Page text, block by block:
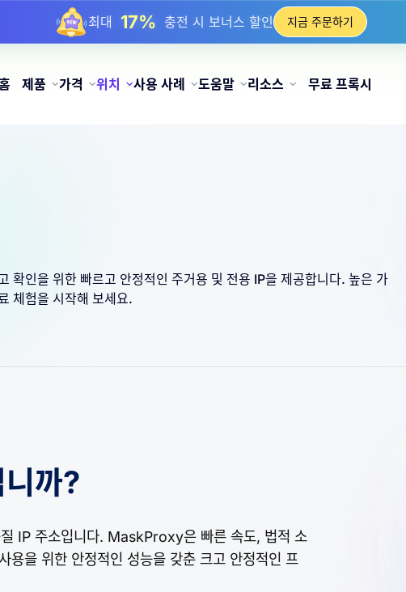
최대 17% 충전 시 보너스 할인
최대25%정적 IP 구매 할인
최대
81% 순환 IP 구매 할인
지금 주문하기
제품 가격 위치 사용 사례 도움말 리소스 무료 프록시
인을 위한 빠르고 안정적인 주거용 및 전용 IP을 제공합니다. 높은 가
체험을 시작해 보세요.
까?
IP 주소입니다. MaskProxy은 빠른 속도, 법적 소
용을 위한 안정적인 성능을 갖춘 크고 안정적인 프